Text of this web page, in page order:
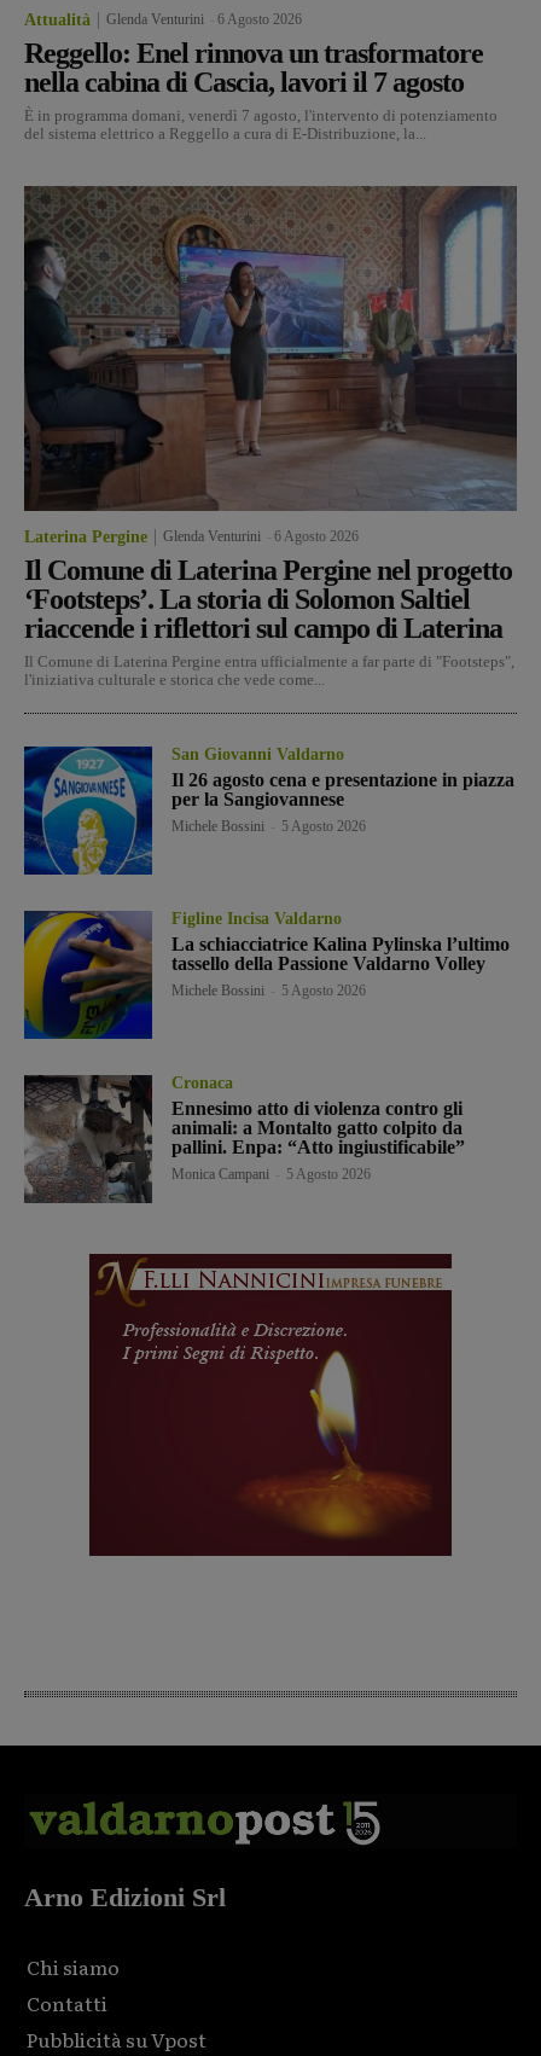
Attualità Glenda Venturini 6 Agosto 2026
Reggello: Enel rinnova un trasformatore
nella cabina di Cascia, lavori il 7 agosto
È in programma domani, venerdì 7 agosto, l'intervento di potenziamento
del sistema elettrico a Reggello a cura di E-Distribuzione, la...
Laterina Pergine Glenda Venturini 6 Agosto 2026
Il Comune di Laterina Pergine nel progetto
‘Footsteps’. La storia di Solomon Saltiel
riaccende i riflettori sul campo di Laterina
Il Comune di Laterina Pergine entra ufficialmente a far parte di "Footsteps",
l'iniziativa culturale e storica che vede come...
San Giovanni Valdarno
Il 26 agosto cena e presentazione in piazza
per la Sangiovannese
Michele Bossini 5 Agosto 2026
Figline Incisa Valdarno
La schiacciatrice Kalina Pylinska l’ultimo
tassello della Passione Valdarno Volley
Michele Bossini 5 Agosto 2026
Cronaca
Ennesimo atto di violenza contro gli
animali: a Montalto gatto colpito da
pallini. Enpa: “Atto ingiustificabile”
Monica Campani 5 Agosto 2026
Arno Edizioni Srl
Chi siamo
Contatti
Pubblicità su Vpost